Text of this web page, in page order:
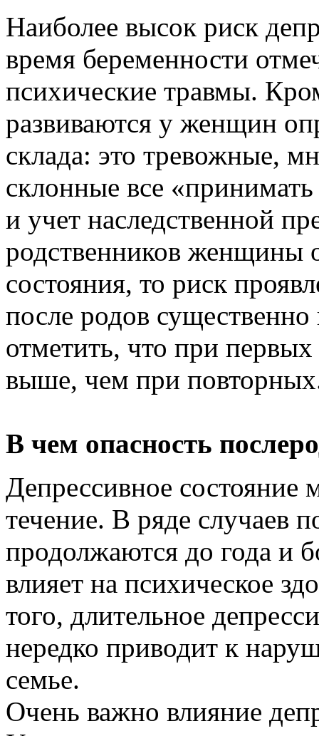
Наиболее высок риск
время беременности
психические травмы.
развиваются у женщин
склада: это тревожные,
склонные все
и учет наследственной
родственников женщины
состояния, то риск
после родов
отметить, что при
выше, чем при
В чем опасность
Депрессивное состояние
течение. В ряде случаев
продолжаются до года и
влияет на психическое
того, длительное
нередко приводит к
семье.
Очень важно влияние